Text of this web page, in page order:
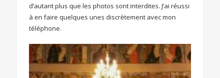
d’autant plus que les photos sont interdites. J’ai réussi
à en faire quelques unes discrètement avec mon
téléphone.